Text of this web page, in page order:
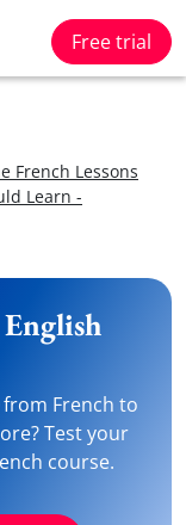
Free trial
French Lessons
Learn -
French to
Test your
course.